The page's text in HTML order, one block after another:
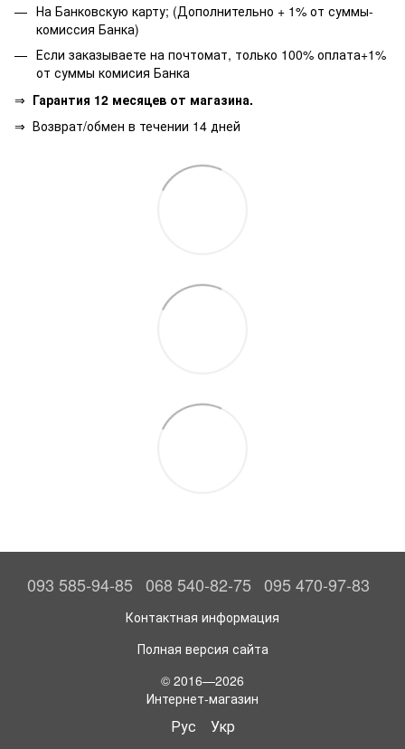
На Банковскую карту; (Дополнительно + 1% от суммы-
комиссия Банка)
Если заказываете на почтомат, только 100% оплата+1%
от суммы комисия Банка
⇒ Гарантия 12 месяцев от магазина.
⇒ Возврат/обмен в течении 14 дней
093 585-94-85 068 540-82-75 095 470-97-83
Контактная информация
Полная версия сайта
© 2016—2026
Интернет-магазин
Рус Укр